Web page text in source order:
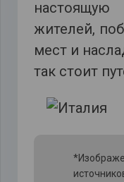
жителей,
мест и
так стоит